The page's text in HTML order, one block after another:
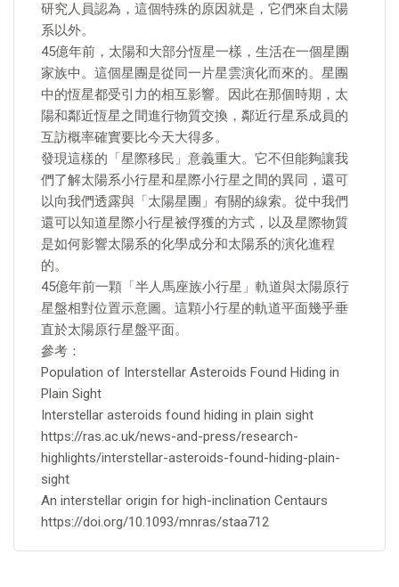
研究人員認為，這個特殊的原因就是，它們來自太陽
系以外。
45億年前，太陽和大部分恆星一樣，生活在一個星團
家族中。這個星團是從同一片星雲演化而來的。星團
中的恆星都受引力的相互影響。因此在那個時期，太
陽和鄰近恆星之間進行物質交換，鄰近行星系成員的
互訪概率確實要比今天大得多。
發現這樣的「星際移民」意義重大。它不但能夠讓我
們了解太陽系小行星和星際小行星之間的異同，還可
以向我們透露與「太陽星團」有關的線索。從中我們
還可以知道星際小行星被俘獲的方式，以及星際物質
是如何影響太陽系的化學成分和太陽系的演化進程
的。
45億年前一顆「半人馬座族小行星」軌道與太陽原行
星盤相對位置示意圖。這顆小行星的軌道平面幾乎垂
直於太陽原行星盤平面。
參考：
Population of Interstellar Asteroids Found Hiding in
Plain Sight
Interstellar asteroids found hiding in plain sight
https://ras.ac.uk/news-and-press/research-
highlights/interstellar-asteroids-found-hiding-plain-
sight
An interstellar origin for high-inclination Centaurs
https://doi.org/10.1093/mnras/staa712